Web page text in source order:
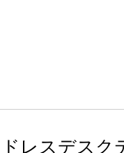
レスデスク